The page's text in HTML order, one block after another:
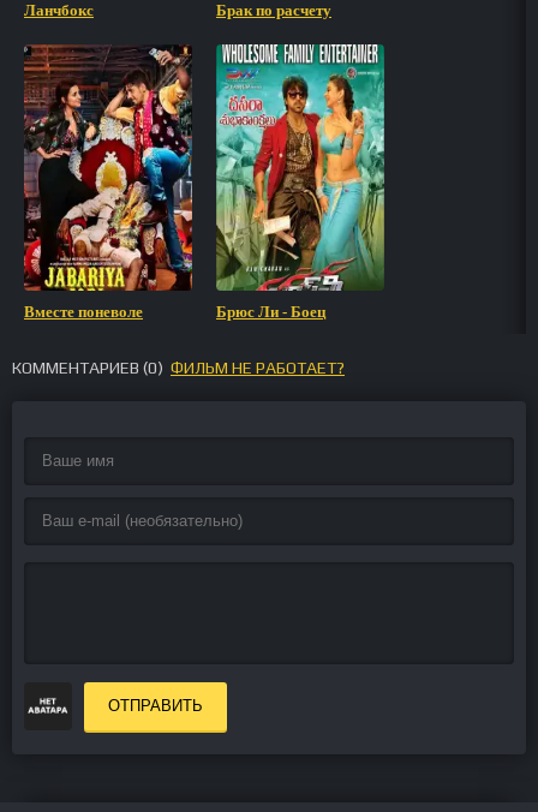
Ланчбокс Брак по расчету
Вместе поневоле Брюс Ли - Боец
КОММЕНТАРИЕВ (0) ФИЛЬМ НЕ РАБОТАЕТ?
ОТПРАВИТЬ